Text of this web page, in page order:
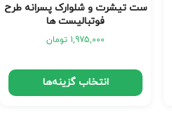
ست تیشرت و شلوارک پسرانه طرح
فوتبالیست ها
1,975,000 تومان
انتخاب گزینه‌ها